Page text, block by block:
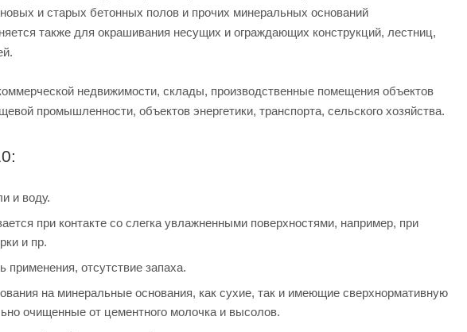
и старых бетонных полов и прочих минеральных оснований
также для окрашивания несущих и ограждающих конструкций, лестниц,
недвижимости, склады, производственные помещения объектов
промышленности, объектов энергетики, транспорта, сельского хозяйства.
и воду.
при контакте со слегка увлажненными поверхностями, например, при
и пр.
применения, отсутствие запаха.
на минеральные основания, как сухие, так и имеющие сверхнормативную
очищенные от цементного молочка и высолов.